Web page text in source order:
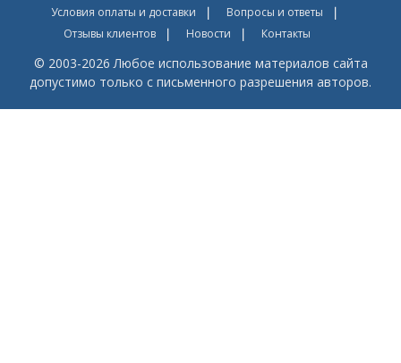
Условия оплаты и доставки
Вопросы и ответы
Отзывы клиентов
Новости Контакты
© 2003-2026 Любое использование материалов сайта
допустимо только с письменного разрешения авторов.